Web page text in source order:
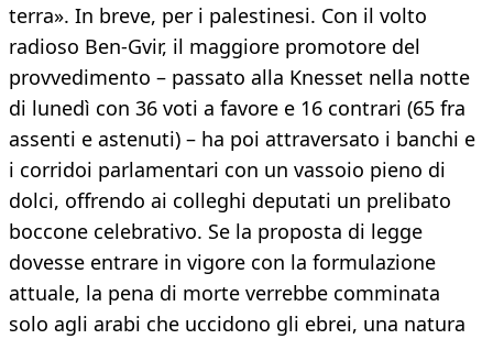
terra». In breve, per i palestinesi. Con il volto
radioso Ben-Gvir, il maggiore promotore del
provvedimento – passato alla Knesset nella notte
di lunedì con 36 voti a favore e 16 contrari (65 fra
assenti e astenuti) – ha poi attraversato i banchi e
i corridoi parlamentari con un vassoio pieno di
dolci, offrendo ai colleghi deputati un prelibato
boccone celebrativo. Se la proposta di legge
dovesse entrare in vigore con la formulazione
attuale, la pena di morte verrebbe comminata
solo agli arabi che uccidono gli ebrei, una natura